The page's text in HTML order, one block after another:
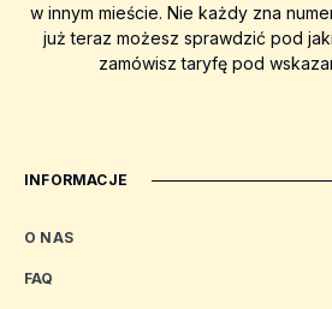
w innym mieście. Nie każdy zna
już teraz możesz sprawdzić pod
zamówisz taryfę pod
INFORMACJE
O NAS
FAQ